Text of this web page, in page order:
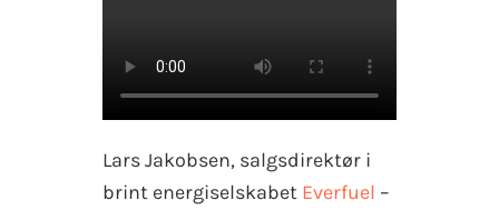
Lars Jakobsen, salgsdirektør i
brint energiselskabet Everfuel –